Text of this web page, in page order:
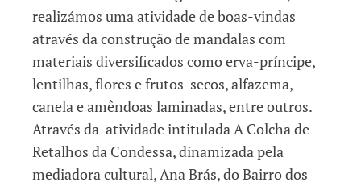
realizámos uma atividade de boas-vindas
através da construção de mandalas com
materiais diversificados como erva-príncipe,
lentilhas, flores e frutos secos, alfazema,
canela e amêndoas laminadas, entre outros.
Através da atividade intitulada A Colcha de
Retalhos da Condessa, dinamizada pela
mediadora cultural, Ana Brás, do Bairro dos